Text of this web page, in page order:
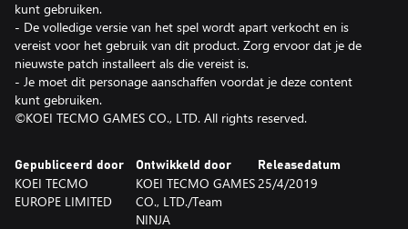
kunt gebruiken.
- De volledige versie van het spel wordt apart verkocht en is
vereist voor het gebruik van dit product. Zorg ervoor dat je de
nieuwste patch installeert als die vereist is.
- Je moet dit personage aanschaffen voordat je deze content
kunt gebruiken.
©KOEI TECMO GAMES CO., LTD. All rights reserved.
Gepubliceerd door
KOEI TECMO
EUROPE LIMITED
Ontwikkeld door
KOEI TECMO GAMES
CO., LTD./Team
NINJA
Releasedatum
25/4/2019